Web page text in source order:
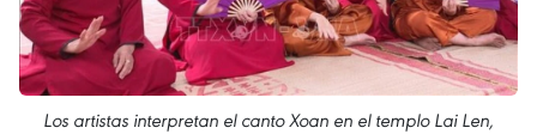
Los artistas interpretan el canto Xoan en el templo Lai Len,